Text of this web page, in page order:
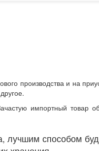
производства и на
импортный товар
лучшим способом